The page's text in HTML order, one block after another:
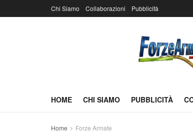
Chi Siamo Collaborazioni Pubblicità
HOME CHI SIAMO PUBBLICITÀ
Home Forze Armate